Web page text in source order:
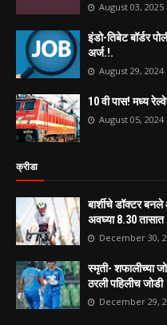
August 03, 2025
इंडो-तिबेट बॉर्डर
अर्ज.!.
August 29, 2024
10 वी पास! मध्य
August 05, 2024
क्रीडा
बार्शीचे डॉक्टर
अवघ्या 8.30 तासात
December 30,
स्मृती- शफालीच्या
ठरली पहिलीच जोडी
December 29,